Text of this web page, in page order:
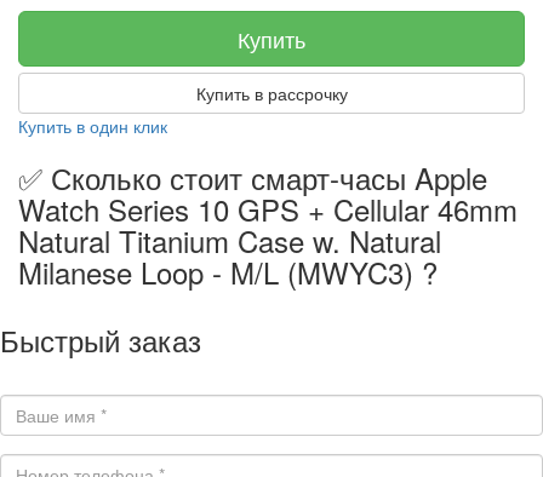
Купить
Купить в рассрочку
Купить в один клик
✅ Сколько стоит смарт-часы Apple
Watch Series 10 GPS + Cellular 46mm
Natural Titanium Case w. Natural
Milanese Loop - M/L (MWYC3) ?
Быстрый заказ